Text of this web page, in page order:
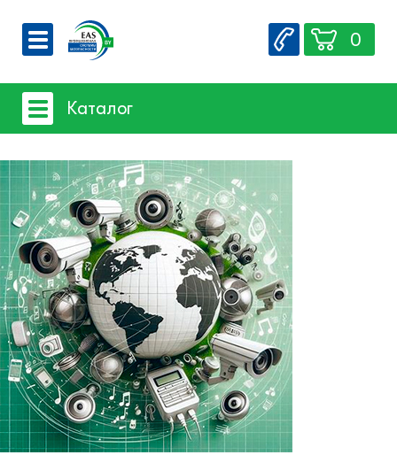
О компании
Вакансии
Контакты
0
Каталог
Системы видеонаблюдения
- iFLOW
- SpaceTechnology
- Dahua
- EZ-IP
- Hikvision
- Комплектующие и монтажный
материал
Системы защиты товаров от краж
Счетчики посетителей